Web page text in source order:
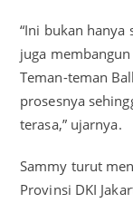
“Ini bukan hanya
juga
Teman-teman
prosesnya
terasa,” ujarnya.
Sammy turut
Provinsi DKI